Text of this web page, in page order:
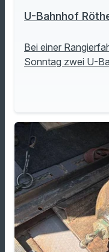
U-Bahnhof
Bei einer
Sonntag zwei U-